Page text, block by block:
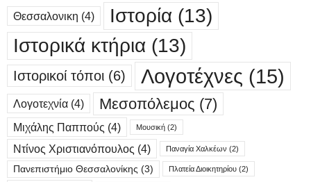
Θεσσαλονικη (4) Ιστορία (13)
Ιστορικά κτήρια (13)
Ιστορικοί τόποι (6) Λογοτέχνες (15)
Λογοτεχνία (4) Μεσοπόλεμος (7)
Μιχάλης Παππούς (4) Μουσική (2)
Ντίνος Χριστιανόπουλος (4) Παναγία Χαλκέων (2)
Πανεπιστήμιο Θεσσαλονίκης (3) Πλατεία Διοικητηρίου (2)